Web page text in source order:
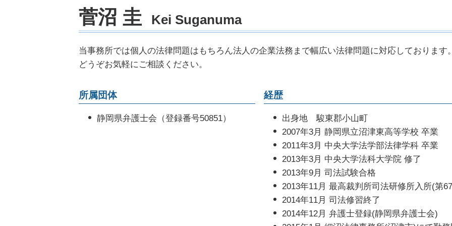
遺産 相続 裁判
家庭裁判所 相続 調停
みなし相続
借金 遺産 相続
遺産分割 遺言
離婚調停 面会交流
離婚調停 応じない
人
民事再生 メリット
車 破産
債務 弁済 調停
特定調停 弁護士
任意整理 法律事務所
自己破産 期間 クレジットカード
強制執行 明け渡し
不動産 退去 トラブル
控
法務部 弁護士
商標権 侵害 ロゴ
会社の顧問弁護士
企業法務 仕事内容
残業代請求 会社側
労働問題 解決
顧問弁護士 メリット
法務 チェック
菅沼 圭 Kei Suganuma
当事務所では個人の法律問題はもちろん法人の企業法務まで幅広い法律問題に対応しております。
どうぞお気軽にご相談ください。
所属団体
静岡県弁護士会（登録番号50851）
経歴
出身地 駿東郡小山町
2007年3月 静岡県立沼津東高等学校 卒業
2011年3月 中央大学法学部法律学科 卒業
2013年3月 中央大学法科大学院 修了
2013年9月 司法試験合格
2013年11月 最高裁判所司法研修所入所(第
2014年11月 司法修習終了
2014年12月 弁護士登録(静岡県弁護士会)